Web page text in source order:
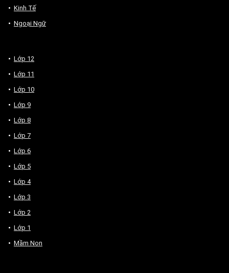
Kinh Tế
Ngoại Ngữ
Lớp 12
Lớp 11
Lớp 10
Lớp 9
Lớp 8
Lớp 7
Lớp 6
Lớp 5
Lớp 4
Lớp 3
Lớp 2
Lớp 1
Mầm Non